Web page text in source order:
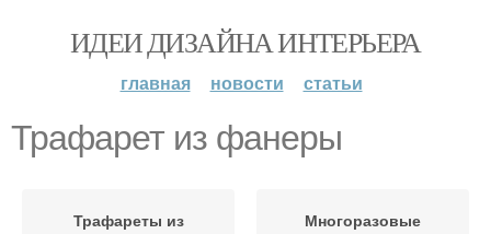
ИДЕИ ДИЗАЙНА ИНТЕРЬЕРА
главная новости статьи
Трафарет из фанеры
Трафареты из
Многоразовые